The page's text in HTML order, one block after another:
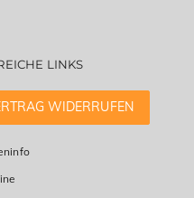
LINKS
WIDERRUFEN